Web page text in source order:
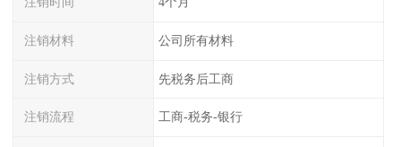
注销材料 公司所有材料
注销方式 先税务后工商
注销流程 工商-税务-银行